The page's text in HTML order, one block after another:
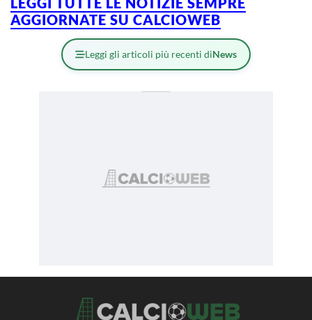
AGGIORNATE SU CALCIOWEB
Leggi gli articoli più recenti diNews